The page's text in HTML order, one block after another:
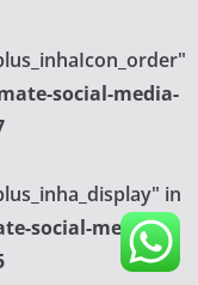
social-media-
in
social-media-